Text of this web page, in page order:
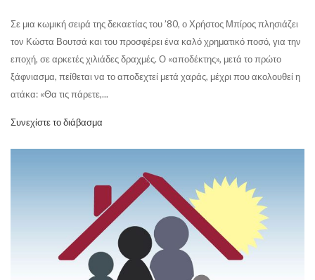
Σε μια κωμική σειρά της δεκαετίας του ’80, ο Χρήστος Μπίρος πλησιάζει
τον Κώστα Βουτσά και του προσφέρει ένα καλό χρηματικό ποσό, για την
εποχή, σε αρκετές χιλιάδες δραχμές. Ο «αποδέκτης», μετά το πρώτο
ξάφνιασμα, πείθεται να το αποδεχτεί μετά χαράς, μέχρι που ακολουθεί η
ατάκα: «Θα τις πάρετε,...
Συνεχίστε το διάβασμα